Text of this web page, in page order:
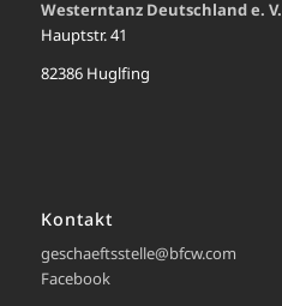
Westerntanz Deutschland e. V.
Hauptstr. 41
82386 Huglfing
Kontakt
geschaeftsstelle@bfcw.com
Facebook